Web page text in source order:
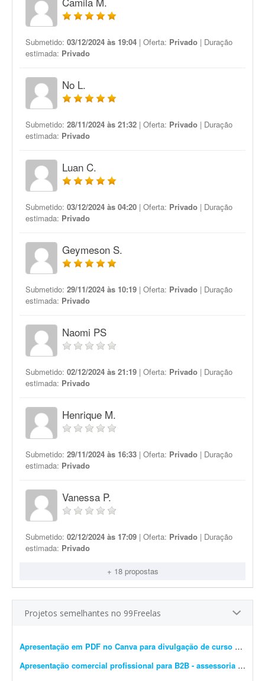
Submetido: 03/12/2024 às 19:04 | Oferta: Privado | Duração
estimada: Privado
No L.
Submetido: 28/11/2024 às 21:32 | Oferta: Privado | Duração
estimada: Privado
Luan C.
Submetido: 03/12/2024 às 04:20 | Oferta: Privado | Duração
estimada: Privado
Geymeson S.
Submetido: 29/11/2024 às 10:19 | Oferta: Privado | Duração
estimada: Privado
Naomi PS
Submetido: 02/12/2024 às 21:19 | Oferta: Privado | Duração
estimada: Privado
Henrique M.
Submetido: 29/11/2024 às 16:33 | Oferta: Privado | Duração
estimada: Privado
Vanessa P.
Submetido: 02/12/2024 às 17:09 | Oferta: Privado | Duração
estimada: Privado
+ 18 propostas
Projetos semelhantes no 99Freelas
Apresentação em PDF no Canva para divulgação de curso de estética
Apresentação comercial profissional para B2B - assessoria de marketplace